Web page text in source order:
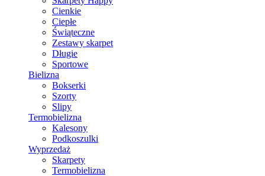
Cienkie
Ciepłe
Świąteczne
Zestawy skarpet
Długie
Sportowe
Bielizna
Bokserki
Szorty
Slipy
Termobielizna
Kalesony
Podkoszulki
Wyprzedaż
Skarpety
Termobielizna